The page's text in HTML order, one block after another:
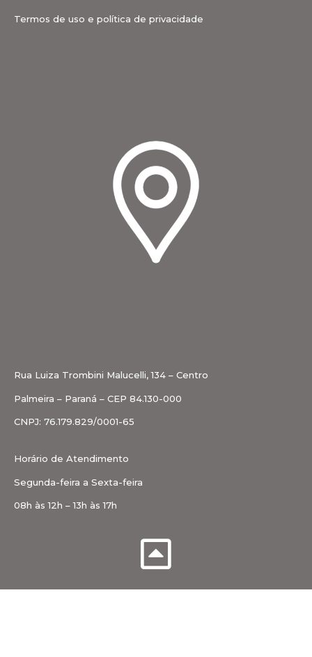
Termos de uso e política de privacidade
Rua Luiza Trombini Malucelli, 134 – Centro
Palmeira – Paraná – CEP 84.130-000
CNPJ: 76.179.829/0001-65
Horário de Atendimento
Segunda-feira a Sexta-feira
08h às 12h – 13h às 17h